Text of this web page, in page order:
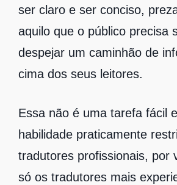
ser claro e ser conciso,
aquilo que o público precisa
despejar um caminhão de
cima dos seus leitores.
Essa não é uma tarefa fácil
habilidade praticamente
tradutores profissionais, por
só os tradutores mais